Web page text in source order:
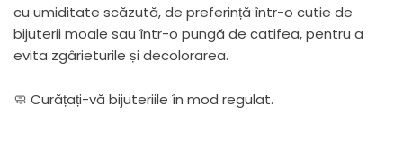
cu umiditate scăzută, de preferință într-o cutie de
bijuterii moale sau într-o pungă de catifea, pentru a
evita zgârieturile și decolorarea.
🧼 Curățați-vă bijuteriile în mod regulat.